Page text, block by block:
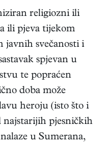
religiozni ili
ili pjeva tijekom
javnih svečanosti i
spjevan u
te popraćen
doba može
heroju (isto što i
najstarijih pjesničkih
u Sumerana,